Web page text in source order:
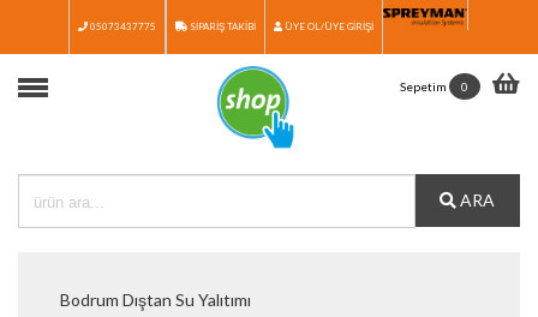
Anasayfa
Medya
Katalog
05073437775 SİPARİŞ TAKİBİ ÜYE OL/ÜYE GİRİŞİ
ARA
Sepetim 0
Bodrum Dıştan Su Yalıtımı